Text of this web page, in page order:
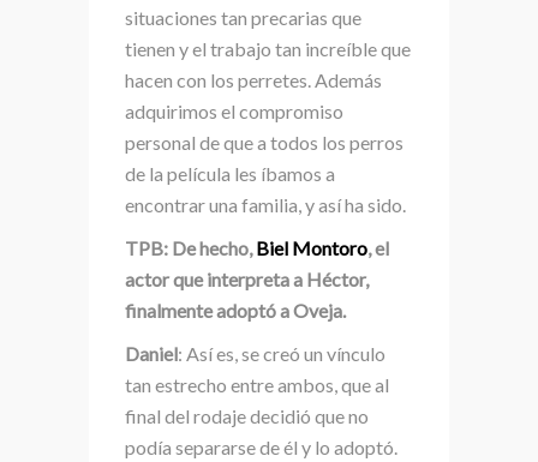
situaciones tan precarias que
tienen y el trabajo tan increíble que
hacen con los perretes. Además
adquirimos el compromiso
personal de que a todos los perros
de la película les íbamos a
encontrar una familia, y así ha sido.
TPB: De hecho,Biel Montoro, el
actor que interpreta a Héctor,
finalmente adoptó a Oveja.
Daniel: Así es, se creó un vínculo
tan estrecho entre ambos, que al
final del rodaje decidió que no
podía separarse de él y lo adoptó.